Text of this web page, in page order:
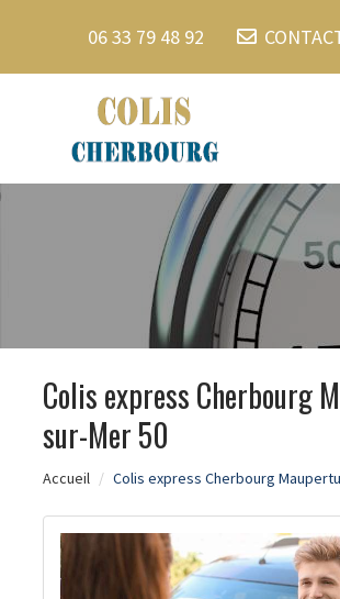
06 33 79 48 92
Colis express Cherbourg
sur-Mer 50
Accueil Colis express Cherbourg